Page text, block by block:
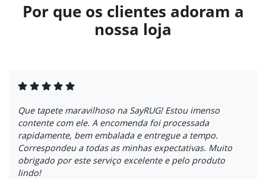
Por que os clientes adoram a
nossa loja
Que tapete maravilhoso na SayRUG! Estou imenso
contente com ele. A encomenda foi processada
rapidamente, bem embalada e entregue a tempo.
Correspondeu a todas as minhas expectativas. Muito
obrigado por este serviço excelente e pelo produto
lindo!